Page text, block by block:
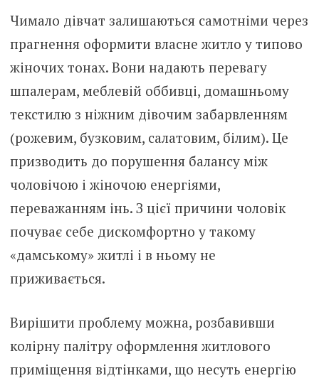
Чимало дівчат залишаються самотніми через
прагнення оформити власне житло у типово
жіночих тонах. Вони надають перевагу
шпалерам, меблевій оббивці, домашньому
текстилю з ніжним дівочим забарвленням
(рожевим, бузковим, салатовим, білим). Це
призводить до порушення балансу між
чоловічою і жіночою енергіями,
переважанням інь. З цієї причини чоловік
почуває себе дискомфортно у такому
«дамському» житлі і в ньому не
приживається.
Вирішити проблему можна, розбавивши
колірну палітру оформлення житлового
приміщення відтінками, що несуть енергію